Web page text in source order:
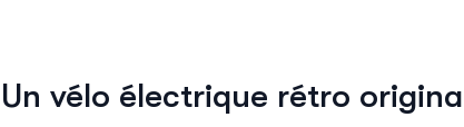
Un vélo électrique rétro